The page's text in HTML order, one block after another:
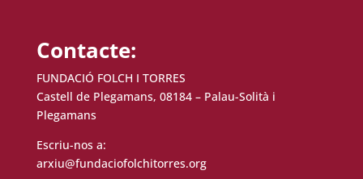
Contacte:
FUNDACIÓ FOLCH I TORRES
Castell de Plegamans, 08184 – Palau-Solità i
Plegamans
Escriu-nos a:
arxiu@fundaciofolchitorres.org